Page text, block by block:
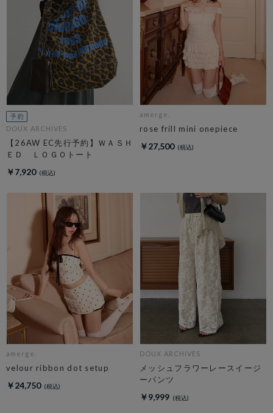
DOUX ARCHIVES
【26AW EC先行予約】ＷＡＳＨ
ＥＤ ＬＯＧＯトート
￥7,920
amerge.
rose frill mini onepiece
￥27,500
amerge.
velour ribbon dot setup
￥24,750
DOUX ARCHIVES
メッシュフラワーレースイージ
ーパンツ
￥9,999